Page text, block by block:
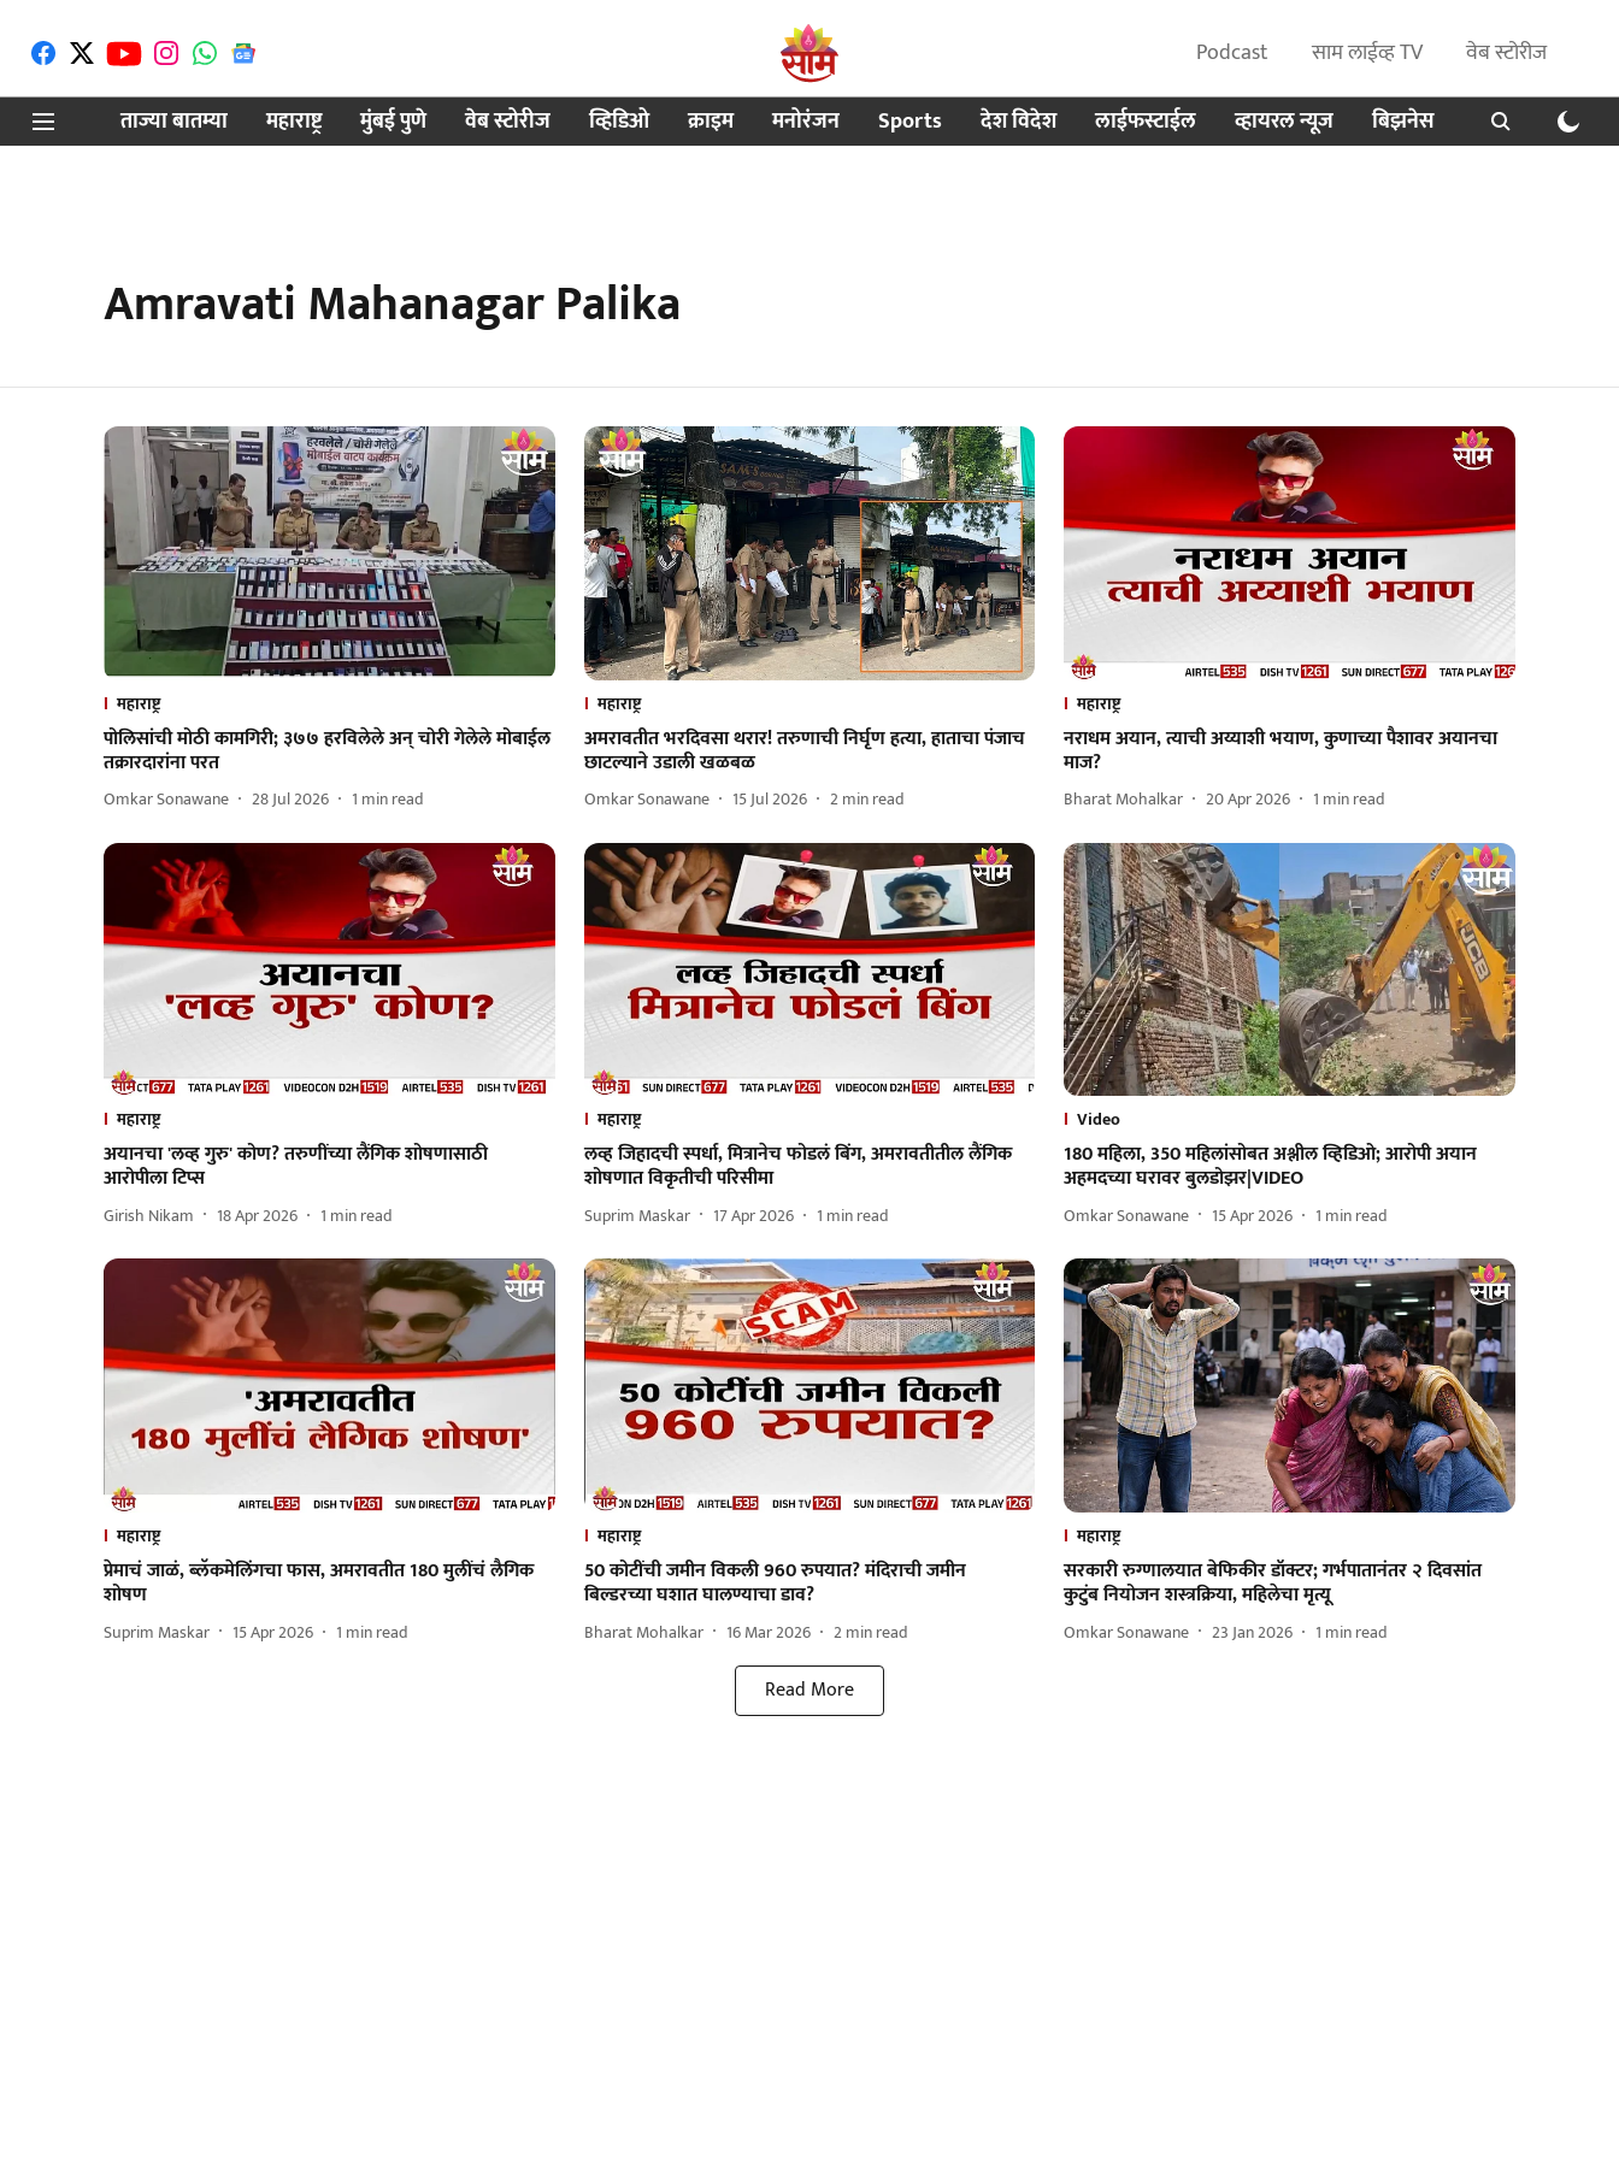
Podcast साम लाईव्ह TV
वेब स्टोरीज
ताज्या बातम्या
महाराष्ट्र मुंबई पुणे वेब स्टोरीज व्हिडिओ क्राइम मनोरंजन Sports देश विदेश लाईफस्टाईल व्हायरल न्यूज बिझनेस
Amravati Mahanagar Palika
महाराष्ट्र
पोलिसांची मोठी कामगिरी; ३७७ हरविलेले अन् चोरी गेलेले मोबाईल
तक्रारदारांना परत
Omkar Sonawane 28 Jul 2026 1 min read
महाराष्ट्र
अमरावतीत भरदिवसा थरार! तरुणाची निर्घृण हत्या, हाताचा पंजाच
छाटल्याने उडाली खळबळ
Omkar Sonawane 15 Jul 2026 2min read
महाराष्ट्र
नराधम अयान, त्याची अय्याशी भयाण, कुणाच्या पैशावर अयानचा
माज?
Bharat Mohalkar 20 Apr 2026 1 min read
महाराष्ट्र
अयानचा 'लव्ह गुरु' कोण? तरुणींच्या लैंगिक शोषणासाठी
आरोपीला टिप्स
Girish Nikam 18 Apr 2026 1 min read
महाराष्ट्र
लव्ह जिहादची स्पर्धा, मित्रानेच फोडलं बिंग, अमरावतीतील लैंगिक
शोषणात विकृतीची परिसीमा
Suprim Maskar 17 Apr 2026 1 min read
Video
180 महिला, 350 महिलांसोबत अश्लील व्हिडिओ; आरोपी अयान
अहमदच्या घरावर बुलडोझर|VIDEO
Omkar Sonawane 15 Apr 2026 1 min read
महाराष्ट्र
प्रेमाचं जाळं, ब्लॅकमेलिंगचा फास, अमरावतीत 180 मुलींचं लैगिक
शोषण
Suprim Maskar 15 Apr 2026 1 min read
महाराष्ट्र
50 कोटींची जमीन विकली 960 रुपयात? मंदिराची जमीन
बिल्डरच्या घशात घालण्याचा डाव?
Bharat Mohalkar 16 Mar 2026 2min read
महाराष्ट्र
सरकारी रुग्णालयात बेफिकीर डॉक्टर; गर्भपातानंतर २ दिवसांत
कुटुंब नियोजन शस्त्रक्रिया, महिलेचा मृत्यू
Omkar Sonawane 23 Jan 2026 1 min read
Read More